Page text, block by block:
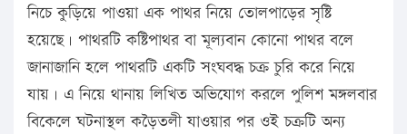
নিচে কুড়িয়ে পাওয়া এক পাথর নিয়ে তোলপাড়ের সৃষ্টি
হয়েছে। পাথরটি কষ্টিপাথর বা মূল্যবান কোনো পাথর বলে
জানাজানি হলে পাথরটি একটি সংঘবদ্ধ চক্র চুরি করে নিয়ে
যায়। এ নিয়ে থানায় লিখিত অভিযোগ করলে পুলিশ মঙ্গলবার
বিকেলে ঘটনাস্থল কড়ৈতলী যাওয়ার পর ওই চক্রটি অন্য